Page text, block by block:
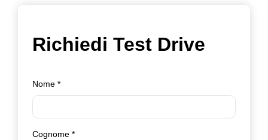
Richiedi Test Drive
Nome *
Cognome *